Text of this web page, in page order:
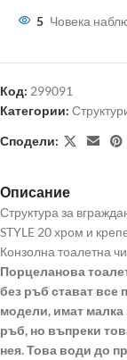
5 Човека
Код: 299091
Категории:
Сподели:
Описание
Структура за
STYLE 20 хром и
Конзолна тоалетна
Порцеланова
без ръб стават все
модели, имат малка
ръб, но въпреки
нея. Това води до